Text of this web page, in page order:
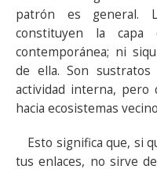
patrón es general.
constituyen la
contemporánea; ni
de ella. Son
actividad interna, pero
hacia ecosistemas
Esto significa que, si
tus enlaces, no sirve